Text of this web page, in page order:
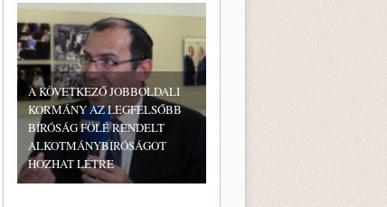
A KÖVETKEZŐ JOBBOLDALI
KORMÁNY AZ LEGFELSŐBB
BÍRÓSÁG FÖLÉ RENDELT
ALKOTMÁNYBÍRÓSÁGOT
HOZHAT LÉTRE